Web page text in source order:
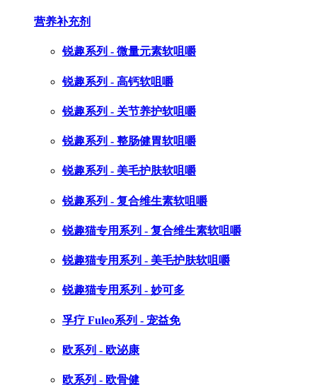
营养补充剂
锐趣系列 - 微量元素软咀嚼
锐趣系列 - 高钙软咀嚼
锐趣系列 - 关节养护软咀嚼
锐趣系列 - 整肠健胃软咀嚼
锐趣系列 - 美毛护肤软咀嚼
锐趣系列 - 复合维生素软咀嚼
锐趣猫专用系列 - 复合维生素软咀嚼
锐趣猫专用系列 - 美毛护肤软咀嚼
锐趣猫专用系列 - 妙可多
孚疗 Fuleo系列 - 宠益免
欧系列 - 欧泌康
欧系列 - 欧骨健